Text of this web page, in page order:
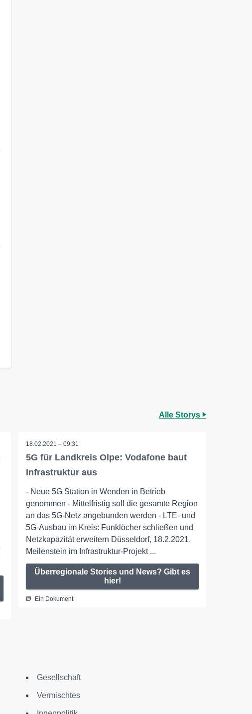
Alle Storys
18.02.2021 – 09:31
5G für Landkreis Olpe: Vodafone baut
Infrastruktur aus
- Neue 5G Station in Wenden in Betrieb
genommen - Mittelfristig soll die gesamte Region
an das 5G-Netz angebunden werden - LTE- und
5G-Ausbau im Kreis: Funklöcher schließen und
Netzkapazität erweitern Düsseldorf, 18.2.2021.
Meilenstein im Infrastruktur-Projekt ...
Überregionale Stories und News? Gibt es
hier!
Ein Dokument
Gesellschaft
Vermischtes